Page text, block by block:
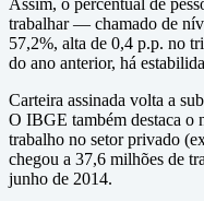
Assim, o percentual de
trabalhar — chamado de
57,2%, alta de 0,4 p.p. no
do ano anterior, há
Carteira assinada volta a
O IBGE também destaca o
trabalho no setor privado
chegou a 37,6 milhões de
junho de 2014.